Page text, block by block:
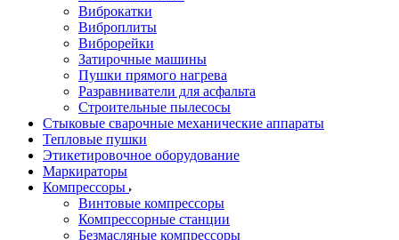
Виброкатки
Виброплиты
Виброрейки
Затирочные машины
Пушки прямого нагрева
Разравниватели для асфальта
Строительные пылесосы
Стыковые сварочные механические аппараты
Тепловые пушки
Этикетировочное оборудование
Маркираторы
Компрессоры
Винтовые компрессоры
Компрессорные станции
Безмасляные компрессоры